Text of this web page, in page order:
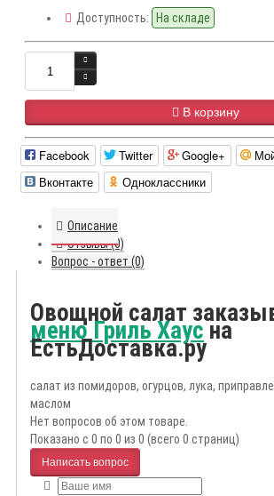
Доступность: На складе
В корзину
Facebook Twitter Google+
Вконтакте
Одноклассники
Описание
Отзывы (0)
Вопрос - ответ (0)
Овощной салат
меню Гриль Хаусна
ЕстьДоставка.ру
салат из помидоров, огурцов, лука,
маслом
Нет вопросов об этом товаре.
Показано с 0 по 0 из 0 (всего 0 страниц)
Написать вопрос